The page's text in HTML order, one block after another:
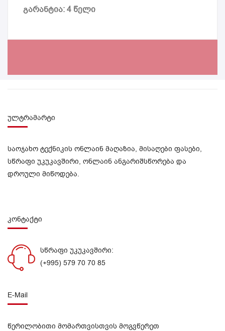
გარანტია: 4 წელი
ულტრამარტი
საოჯახო ტექნიკის ონლაინ მაღაზია, მისაღები ფასები,
სწრაფი უკუკავშირი, ონლაინ ანგარიშსწორება და
დროული მიწოდება.
კონტაქტი
სწრაფი უკუკავშირი:
(+995) 579 70 70 85
E-Mail
წერილობითი მომართვისთვის მოგვწერეთ